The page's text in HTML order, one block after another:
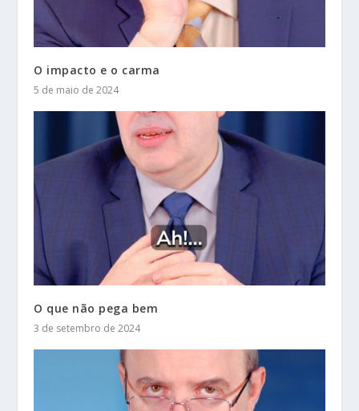
O impacto e o carma
5 de maio de 2024
O que não pega bem
3 de setembro de 2024